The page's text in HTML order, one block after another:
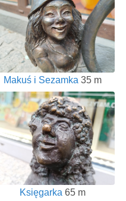
Makuś i Sezamka 35 m
Księgarka 65 m